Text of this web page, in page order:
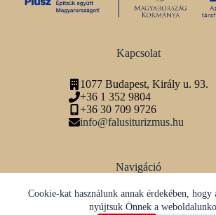
Cookie-kat használunk annak érdekében,
nyújtsuk Önnek a
Kapcsolat
1077 Budapest, Király u. 93.
+36 1 352 9804
+36 30 709 9726
info@falusiturizmus.hu
Navigáció
Adatvédelmi tájékoztató
Közösségi média